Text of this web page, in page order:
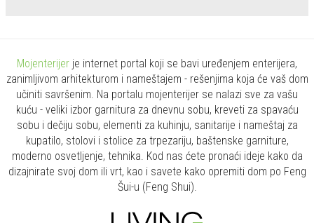
Mojenterijer je internet portal koji se bavi uređenjem enterijera,
zanimljivom arhitekturom i nameštajem - rešenjima koja će vaš dom
učiniti savršenim. Na portalu mojenterijer se nalazi sve za vašu
kuću - veliki izbor garnitura za dnevnu sobu, kreveti za spavaću
sobu i dečiju sobu, elementi za kuhinju, sanitarije i nameštaj za
kupatilo, stolovi i stolice za trpezariju, baštenske garniture,
moderno osvetljenje, tehnika. Kod nas ćete pronaći ideje kako da
dizajnirate svoj dom ili vrt, kao i savete kako opremiti dom po Feng
Šui-u (Feng Shui).